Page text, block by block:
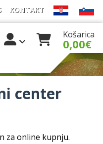
KONTAKT
Košarica
0,00€
center
za online kupnju.